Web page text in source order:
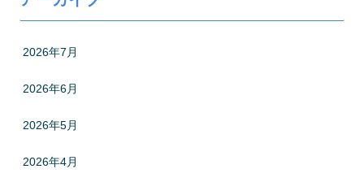
2026年7月
2026年6月
2026年5月
2026年4月